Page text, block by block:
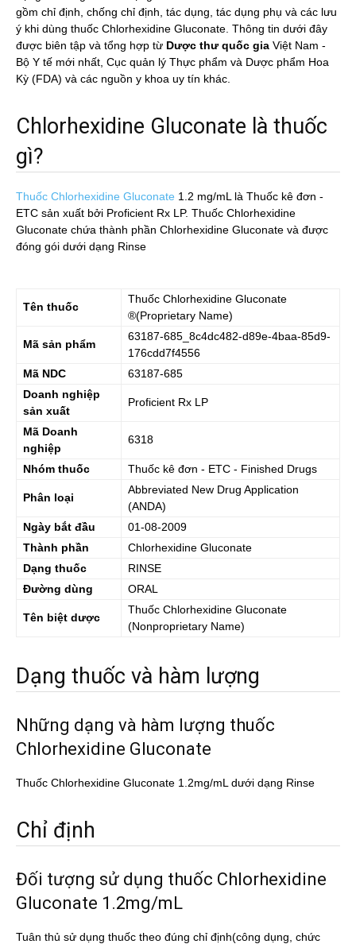
gồm chỉ định, chống chỉ định, tác dụng, tác dụng phụ và các lưu
ý khi dùng thuốc Chlorhexidine Gluconate. Thông tin dưới đây
được biên tập và tổng hợp từ Dược thư quốc gia Việt Nam -
Bộ Y tế mới nhất, Cục quản lý Thực phẩm và Dược phẩm Hoa
Kỳ (FDA) và các nguồn y khoa uy tín khác.
Chlorhexidine Gluconate là thuốc
gì?
Thuốc Chlorhexidine Gluconate 1.2 mg/mL là Thuốc kê đơn -
ETC sản xuất bởi Proficient Rx LP. Thuốc Chlorhexidine
Gluconate chứa thành phần Chlorhexidine Gluconate và được
đóng gói dưới dạng Rinse
Tên thuốc
Thuốc Chlorhexidine Gluconate
®(Proprietary Name)
Mã sản phẩm
63187-685_8c4dc482-d89e-4baa-85d9-
176cdd7f4556
Mã NDC
63187-685
Doanh nghiệp
sản xuất
Proficient Rx LP
Mã Doanh
nghiệp
6318
Nhóm thuốc Thuốc kê đơn - ETC - Finished Drugs
Phân loại
Abbreviated New Drug Application
(ANDA)
Ngày bắt đầu
01-08-2009
Thành phần
Chlorhexidine Gluconate
Dạng thuốc
RINSE
Đường dùng
ORAL
Tên biệt dược
Thuốc Chlorhexidine Gluconate
(Nonproprietary Name)
Dạng thuốc và hàm lượng
Những dạng và hàm lượng thuốc
Chlorhexidine Gluconate
Thuốc Chlorhexidine Gluconate 1.2mg/mL dưới dạng Rinse
Chỉ định
Đối tượng sử dụng thuốc Chlorhexidine
Gluconate 1.2mg/mL
Tuân thủ sử dụng thuốc theo đúng chỉ định(công dụng, chức